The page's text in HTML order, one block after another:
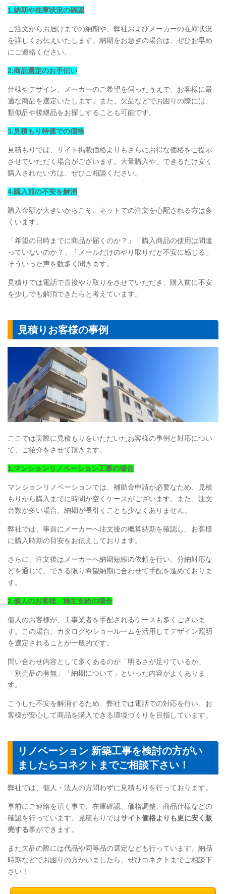
1.納期や在庫状況の確認
ご注文からお届けまでの納期や、弊社およびメーカーの在庫状況
を詳しくお伝えいたします。納期をお急ぎの場合は、ぜひお早め
にご連絡ください。
2.商品選定のお手伝い
仕様やデザイン、メーカーのご希望を伺ったうえで、お客様に最
適な商品を選定いたします。また、欠品などでお困りの際には、
類似品や後継品をお探しすることも可能です。
3.見積もり特価での価格
見積もりでは、サイト掲載価格よりもさらにお得な価格をご提示
させていただく場合がございます。大量購入や、できるだけ安く
購入されたい方は、ぜひご相談ください。
4.購入前の不安を解消
購入金額が大きいからこそ、ネットでの注文を心配される方は多
くいます。
「希望の日時までに商品が届くのか？」「購入商品の使用は間違
っていないのか？」「メールだけのやり取りだと不安に感じる」
そういった声を数多く聞きます。
見積りでは電話で直接やり取りをさせていただき、購入前に不安
を少しでも解消できたらと考えています。
見積りお客様の事例
ここでは実際に見積もりをいただいたお客様の事例と対応につい
て、ご紹介をさせて頂きます。
1.マンションリノベーション工事の場合
マンションリノベーションでは、補助金申請が必要なため、見積
もりから購入までに時間が空くケースがございます。また、注文
台数が多い場合、納期が長引くことも少なくありません。
弊社では、事前にメーカーへ注文後の概算納期を確認し、お客様
に購入時期の目安をお伝えしております。
さらに、注文後はメーカーへ納期短縮の依頼を行い、分納対応な
どを通じて、できる限り希望納期に合わせて手配を進めておりま
す。
2.個人のお客様、施主支給の場合
個人のお客様が、工事業者を手配されるケースも多くございま
す。この場合、カタログやショールームを活用してデザイン照明
を選定されることが一般的です。
問い合わせ内容として多くあるのが「明るさが足りているか」
「別売品の有無」「納期について」といった内容がよくありま
す。
こうした不安を解消するため、弊社では電話での対応を行い、お
客様が安心して商品を購入できる環境づくりを目指しています。
リノベーション 新築工事を検討の方がい
ましたらコネクトまでご相談下さい！
弊社では、個人・法人の方問わずに見積もりを行っております。
事前にご連絡を頂く事で、在庫確認、価格調整、商品仕様などの
確認を行っています。見積もりではサイト価格よりも更に安く販
売する事ができます。
また欠品の際には代品や同等品の選定なども行っています。納品
時期などでお困りの方がいましたら、ぜひコネクトまでご相談下
さい！